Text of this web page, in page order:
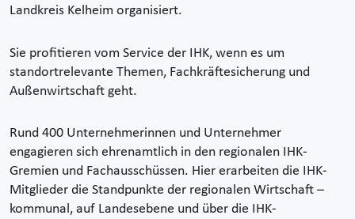
Landkreis Kelheim organisiert.
Sie profitieren vom Service der IHK, wenn es um
standortrelevante Themen, Fachkräftesicherung und
Außenwirtschaft geht.
Rund 400 Unternehmerinnen und Unternehmer
engagieren sich ehrenamtlich in den regionalen IHK-
Gremien und Fachausschüssen. Hier erarbeiten die IHK-
Mitglieder die Standpunkte der regionalen Wirtschaft –
kommunal, auf Landesebene und über die IHK-